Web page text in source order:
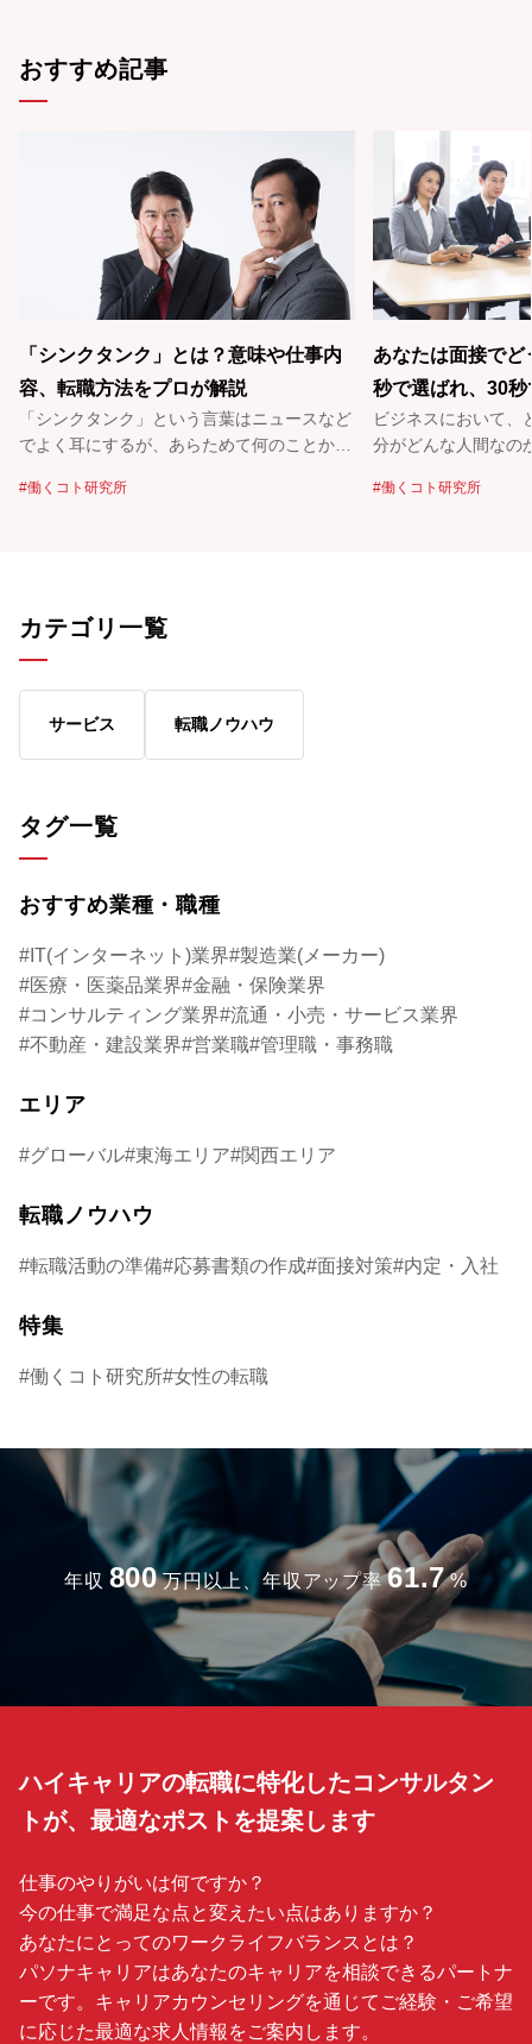
おすすめ記事
「シンクタンク」とは？意味や仕事内
容、転職方法をプロが解説
「シンクタンク」という言葉はニュースなど
でよく耳にするが、あらためて何のことかと
という人も多いのでは？ シンクタンク
とができるのか。日本生命グループのシンク
働くコト研究所
あなたは面接で
秒で選ばれ、30
メージ戦略を考え
ビジネスにおいて、
分がどんな人間なの
るものだろう。どう
働くコト研究所
カテゴリ一覧
サービス 転職ノウハウ
タグ一覧
おすすめ業種・職種
IT(インターネット)業界 製造業(メーカー)
医療・医薬品業界 金融・保険業界
コンサルティング業界 流通・小売・サービス業界
不動産・建設業界 営業職 管理職・事務職
エリア
グローバル 東海エリア 関西エリア
転職ノウハウ
転職活動の準備 応募書類の作成 面接対策 内定・入社
特集
働くコト研究所 女性の転職
年収 800 万円以上、年収アップ率 61.7 %
ハイキャリアの転職に特化したコンサルタン
トが、最適なポストを提案します
仕事のやりがいは何ですか？
今の仕事で満足な点と変えたい点はありますか？
あなたにとってのワークライフバランスとは？
パソナキャリアはあなたのキャリアを相談できるパートナ
ーです。キャリアカウンセリングを通じてご経験・ご希望
に応じた最適な求人情報をご案内します。